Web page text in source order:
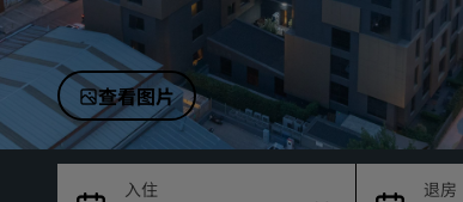
查看图片
入住 退房